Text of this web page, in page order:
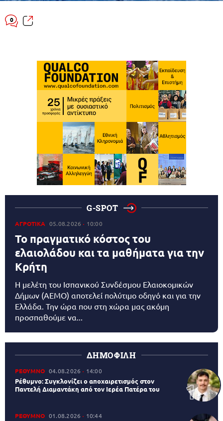
0
G-SPOT
ΑΓΡΟΤΙΚΑ 05.08.2026 10:00
Το πραγματικό κόστος του
ελαιολάδου και τα μαθήματα για την
Κρήτη
Η μελέτη του Ισπανικού Συνδέσμου Ελαιοκομικών
Δήμων (AEMO) αποτελεί πολύτιμο οδηγό και για την
Ελλάδα. Την ώρα που στη χώρα μας ακόμη
προσπαθούμε να...
ΔΗΜΟΦΙΛΗ
ΡΕΘΥΜΝΟ 04.08.2026 14:00
Ρέθυμνο: Συγκλονίζει ο αποχαιρετισμός στον
Παντελή Διαμαντάκη από τον Ιερέα Πατέρα του
ΡΕΘΥΜΝΟ 01.08.2026 10:44